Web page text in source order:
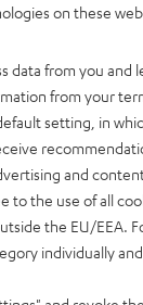
on these
data from you and
from your
setting, in
and
to the use of all
the EU/EEA.
individually